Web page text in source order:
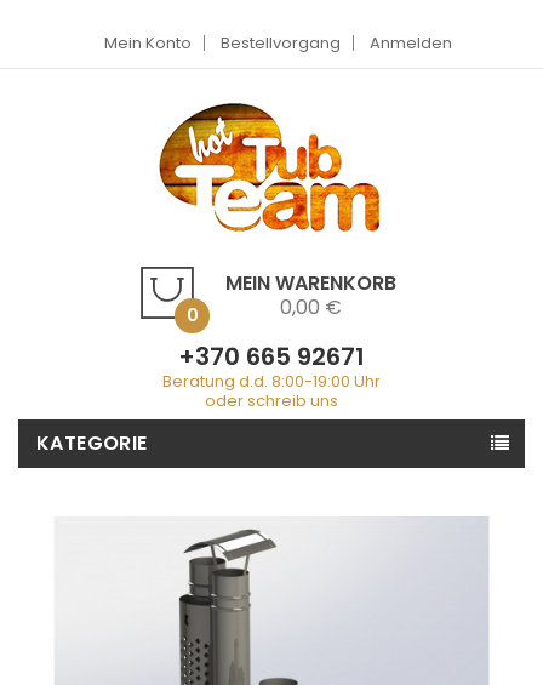
Mein Konto Bestellvorgang Anmelden
MEIN WARENKORB
0 0,00 €
+370 665 92671
Beratung d.d. 8:00-19:00 Uhr
oder schreib uns
KATEGORIE